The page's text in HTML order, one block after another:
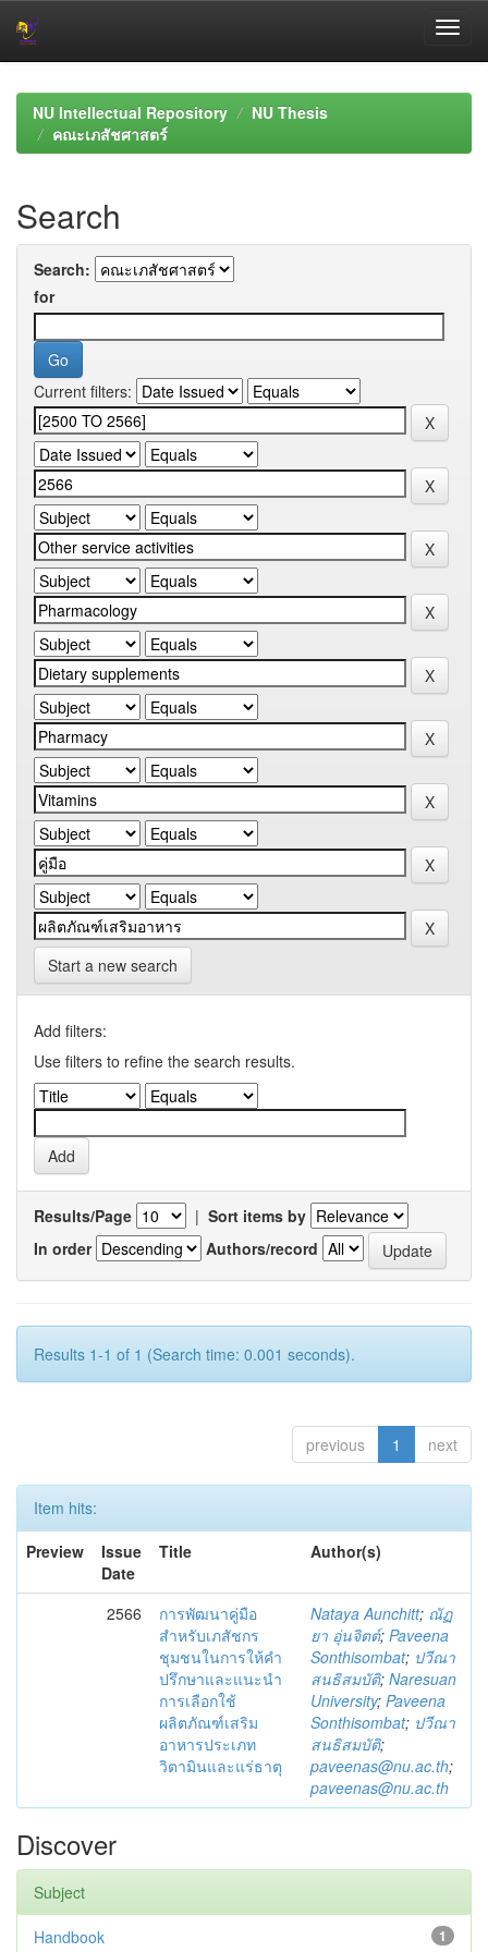
navigationNU Intellectual Repository
NU Thesis
คณะเภสัชศาสตร์
Search
Search:
for
Current filters:
Start a new search
Add filters:
Use filters to refine the search results.
Results/Page | Sort items by
In order
Authors/record
Results 1-1 of 1 (Search time: 0.001 seconds).
previous 1 next
Item hits:
Preview
Issue
Date
Title Author(s)
2566
การพัฒนาคู่มือ
สำหรับเภสัชกร
ชุมชนในการให้คำ
ปรึกษาและแนะนำ
การเลือกใช้
ผลิตภัณฑ์เสริม
อาหารประเภท
วิตามินและแร่ธาตุ
Nataya Aunchitt; ณัฏ
ยา อุ่นจิตต์; Paveena
Sonthisombat; ปวีณา
สนธิสมบัติ; Naresuan
University; Paveena
Sonthisombat; ปวีณา
สนธิสมบัติ;
paveenas@nu.ac.th;
paveenas@nu.ac.th
Discover
Subject
1
Handbook